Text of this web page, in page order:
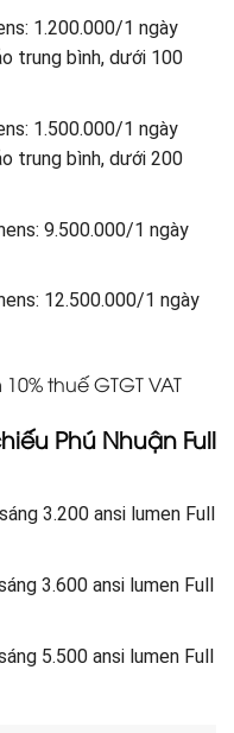
1.200.000/1 ngày
trung bình, dưới 100
1.500.000/1 ngày
trung bình, dưới 200
9.500.000/1 ngày
12.500.000/1 ngày
thuế GTGT VAT
Phú Nhuận Full
3.200 ansi lumen Full
3.600 ansi lumen Full
5.500 ansi lumen Full